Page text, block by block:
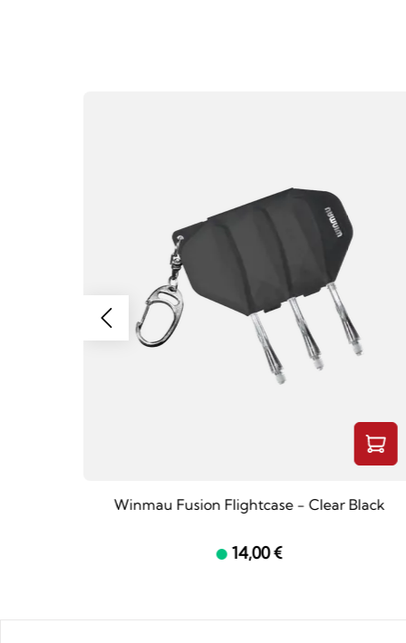
Winmau Fusion Flightcase - Clear Black
14,00 €